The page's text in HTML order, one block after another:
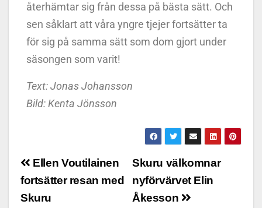
återhämtar sig från dessa på bästa sätt. Och
sen såklart att våra yngre tjejer fortsätter ta
för sig på samma sätt som dom gjort under
säsongen som varit!
Text: Jonas Johansson
Bild: Kenta Jönsson
Skuru välkomnar
nyförvärvet Elin
Åkesson
Ellen Voutilainen
fortsätter resan med
Skuru